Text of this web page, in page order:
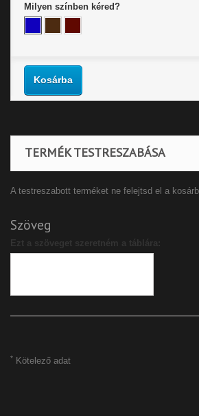
Milyen színben kéred?
Kosárba
TERMÉK TESTRESZABÁSA
A testreszabott terméket ne felejtsd el a
Szöveg
Ezt a szöveget szeretném a táblára:
* Kötelező adat